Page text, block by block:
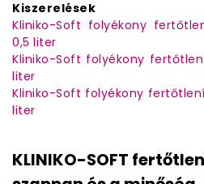
Kiszerelések
Kliniko-Soft folyékony
0,5 liter
Kliniko-Soft folyékony
liter
Kliniko-Soft folyékony
liter
KLINIKO-SOFT